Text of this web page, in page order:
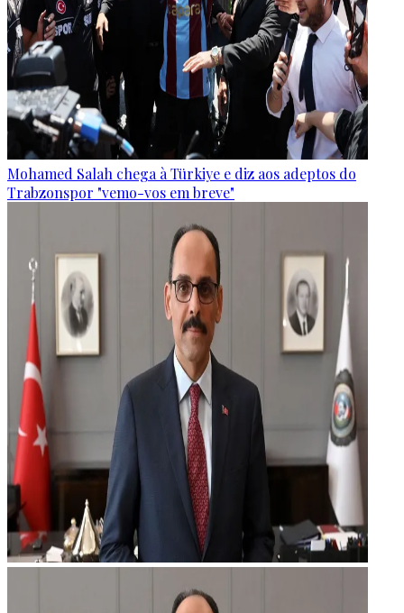
Mohamed Salah chega à Türkiye e diz aos adeptos do
Trabzonspor "vemo-vos em breve"